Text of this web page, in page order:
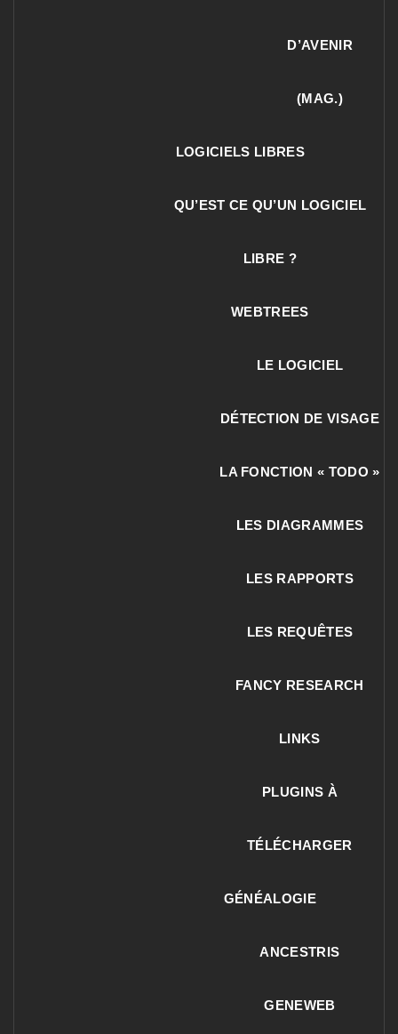
D’AVENIR
(MAG.)
LOGICIELS LIBRES
QU’EST CE QU’UN LOGICIEL
LIBRE ?
WEBTREES
LE LOGICIEL
DÉTECTION DE VISAGE
LA FONCTION « TODO »
LES DIAGRAMMES
LES RAPPORTS
LES REQUÊTES
FANCY RESEARCH
LINKS
PLUGINS À
TÉLÉCHARGER
GÉNÉALOGIE
ANCESTRIS
GENEWEB